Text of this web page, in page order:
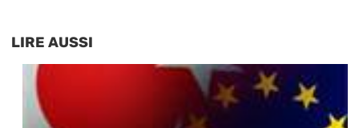
LIRE AUSSI